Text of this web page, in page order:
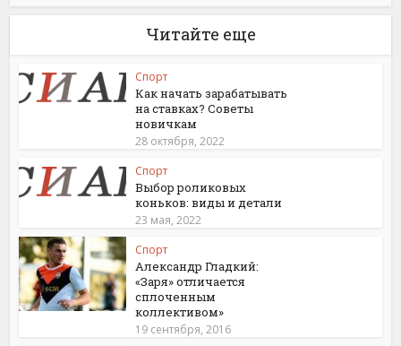
Читайте еще
Спорт
Как начать зарабатывать
на ставках? Советы
новичкам
28 октября, 2022
Спорт
Выбор роликовых
коньков: виды и детали
23 мая, 2022
Спорт
Александр Гладкий:
«Заря» отличается
сплоченным
коллективом»
19 сентября, 2016